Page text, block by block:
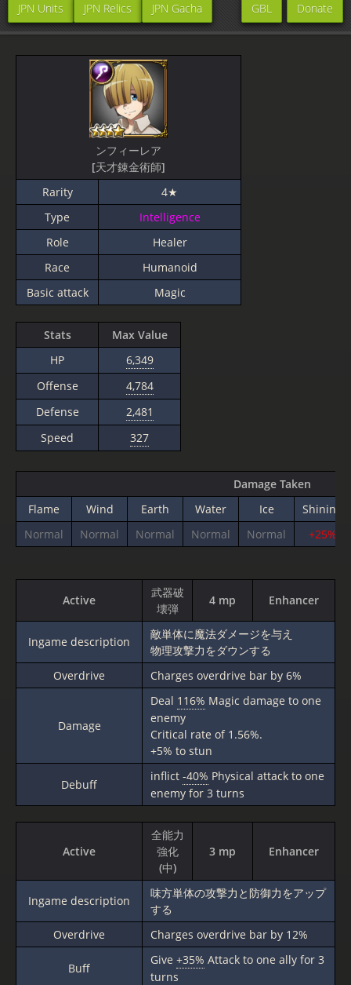
JPN Units JPN Relics JPN Gacha Donate
GBL
ンフィーレア
[天才錬金術師]
Rarity
4★
Type
Intelligence
Role
Healer
Race
Humanoid
Basic attack
Magic
Stats
Max Value
HP
6,349
Offense
4,784
Defense
2,481
Speed
327
Damage Taken
Flame
Wind Earth Water Ice
Shining
Normal
Normal Normal Normal Normal +25%
Active
武器破
壊弾
4 mp Enhancer
Ingame description
敵単体に魔法ダメージを与え
物理攻撃力をダウンする
Overdrive
Charges overdrive bar by 6%
Damage
Deal 116% Magic damage to one
enemy
Critical rate of 1.56%.
+5% to stun
Debuff
inflict -40% Physical attack to one
enemy for 3 turns
Active
全能力
強化
(中)
3 mp Enhancer
Ingame description
味方単体の攻撃力と防御力をアップ
する
Overdrive
Charges overdrive bar by 12%
Buff
Give +35% Attack to one ally for 3
turns